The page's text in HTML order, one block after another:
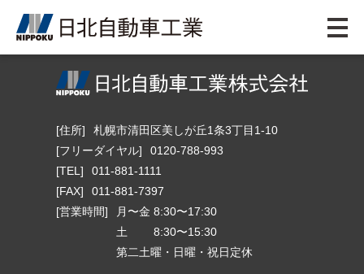
[住所]
札幌市清田区美しが丘1条3丁目1-10
[フリーダイヤル]
0120-788-993
[TEL]
011-881-1111
[FAX]
011-881-7397
[営業時間]
月〜金 8:30〜17:30
土 8:30〜15:30
第二土曜・日曜・祝日定休